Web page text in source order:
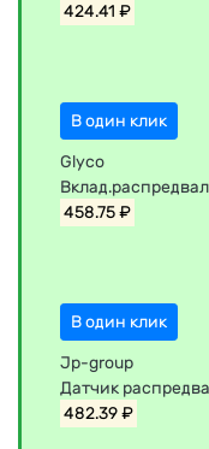
424.41 ₽
В один клик
Glyco
458.75 ₽
В один клик
Jp-group
Датчик
482.39 ₽